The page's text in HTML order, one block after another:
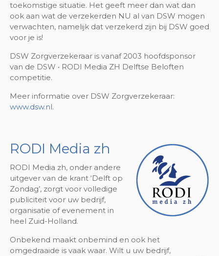
toekomstige situatie. Het geeft meer dan wat dan
ook aan wat de verzekerden NU al van DSW mogen
verwachten, namelijk dat verzekerd zijn bij DSW goed
voor je is!
DSW Zorgverzekeraar is vanaf 2003 hoofdsponsor
van de DSW • RODI Media ZH Delftse Beloften
competitie.
Meer informatie over DSW Zorgverzekeraar:
www.dsw.nl.
RODI Media zh
RODI Media zh, onder andere
uitgever van de krant ‘Delft op
Zondag’, zorgt voor volledige
publiciteit voor uw bedrijf,
organisatie of evenement in
heel Zuid-Holland.
Onbekend maakt onbemind en ook het
omgedraaide is vaak waar. Wilt u uw bedrijf,